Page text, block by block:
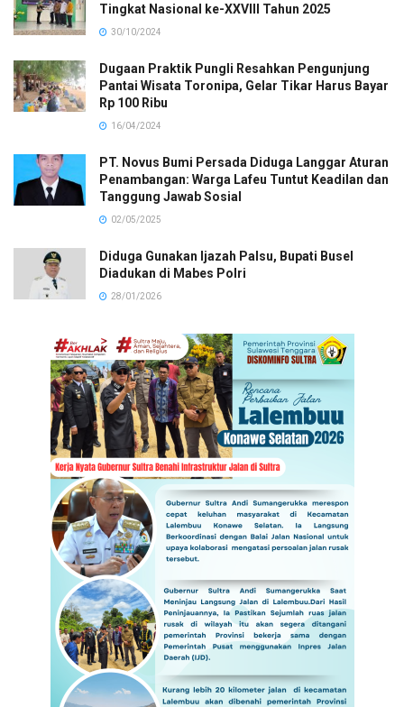
Tingkat Nasional ke-XXVIII Tahun 2025
30/10/2024
Dugaan Praktik Pungli Resahkan Pengunjung
Pantai Wisata Toronipa, Gelar Tikar Harus Bayar
Rp 100 Ribu
16/04/2024
PT. Novus Bumi Persada Diduga Langgar Aturan
Penambangan: Warga Lafeu Tuntut Keadilan dan
Tanggung Jawab Sosial
02/05/2025
Diduga Gunakan Ijazah Palsu, Bupati Busel
Diadukan di Mabes Polri
28/01/2026